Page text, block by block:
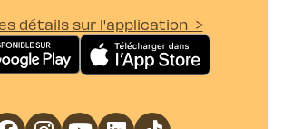
détails sur l'application →